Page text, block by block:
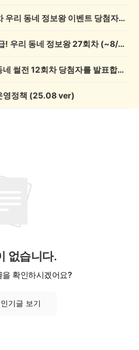
💰[당첨자 발표] 26회차 우리 동네 정보왕 이벤트 당첨자를 발표합니다!
💸 전원 2,000캐시 지급! 우리 동네 정보왕 27회차 (~8/10)
💰[당첨자 발표] 우리 동네 썰전 12회차 당첨자를 발표합니다!
영정책 (25.08 ver)
없습니다.
확인하시겠어요?
기글 보기